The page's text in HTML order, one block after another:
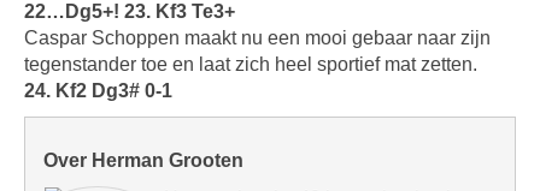
22…Dg5+! 23. Kf3 Te3+
Caspar Schoppen maakt nu een mooi gebaar naar zijn
tegenstander toe en laat zich heel sportief mat zetten.
24. Kf2 Dg3# 0-1
Over Herman Grooten